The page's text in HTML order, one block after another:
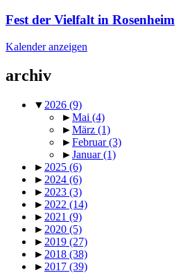
Fest der Vielfalt in Rosenheim
Kalender anzeigen
archiv
▼ 2026 (9)
►Mai (4)
►März (1)
►Februar(3)
►Januar(1)
► 2025 (6)
► 2024 (6)
► 2023 (3)
► 2022 (14)
► 2021 (9)
► 2020 (5)
► 2019 (27)
► 2018 (38)
► 2017 (39)